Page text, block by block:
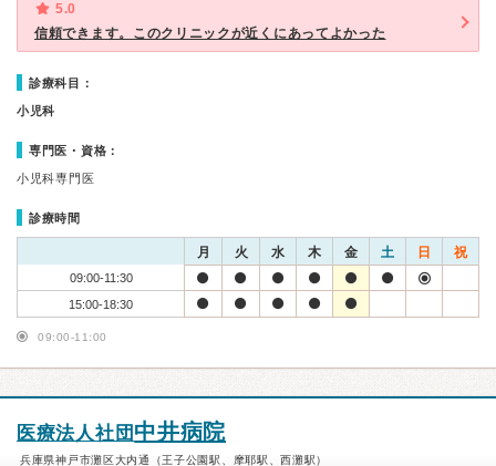
5.0
信頼できます。このクリニックが近くにあってよかった
診療科目：
小児科
専門医・資格：
小児科専門医
診療時間
月 火 水 木 金 土 日 祝
09:00-11:30
15:00-18:30
09:00-11:00
医療法人社団 中井病院
兵庫県神戸市灘区大内通（王子公園駅、摩耶駅、西灘駅）